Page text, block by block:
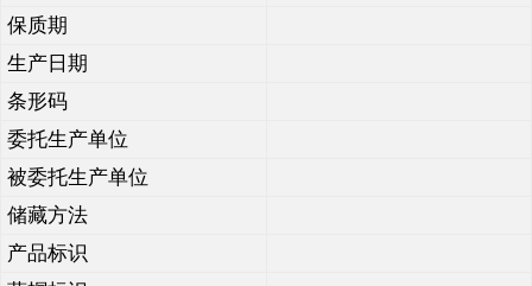
保质期
生产日期
条形码
委托生产单位
被委托生产单位
储藏方法
产品标识